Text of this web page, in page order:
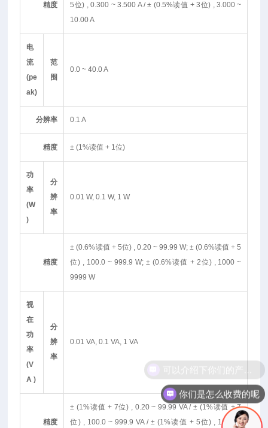
精度
5位) , 0.300 ~ 3.500 A / ± (0.5%读值 + 3位) , 3.000 ~
10.00 A
电
流
(pe
ak)
范
围
0.0 ~ 40.0 A
分辨率 0.1 A
精度 ± (1%读值 + 1位)
功
率
(W
)
分
辨
率
0.01 W, 0.1 W, 1 W
精度
± (0.6%读值 + 5位) , 0.20 ~ 99.99 W; ± (0.6%读值 + 5
位) , 100.0 ~ 999.9 W; ± (0.6%读值 + 2位) , 1000 ~
9999 W
视
在
功
率
(V
A )
分
辨
率
0.01 VA, 0.1 VA, 1 VA
精度
± (1%读值 + 7位) , 0.20 ~ 99.99 VA / ± (1%读值 + 7
位) , 100.0 ~ 999.9 VA / ± (1%读值 + 5位) , 1000 ~
你们是怎么收费的呢